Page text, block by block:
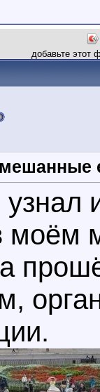
добавьте этот
моём